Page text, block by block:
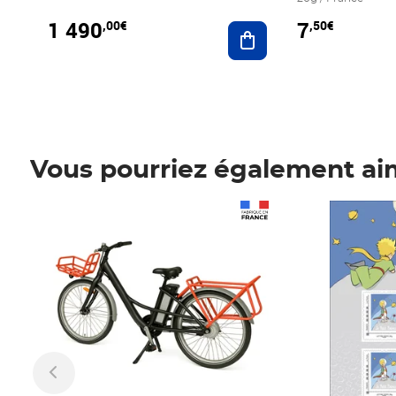
1 490,00€ Ajouter au panier
7,50€
Vous pourriez également
Prix 7,50€